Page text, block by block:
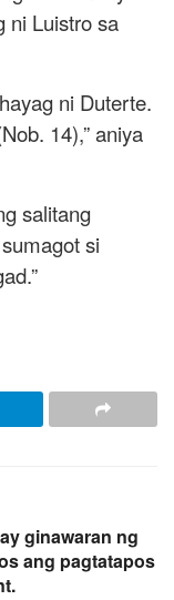
ni Luistro sa
ni Duterte.
14),” aniya
salitang
si
ginawaran ng
ang pagtatapos